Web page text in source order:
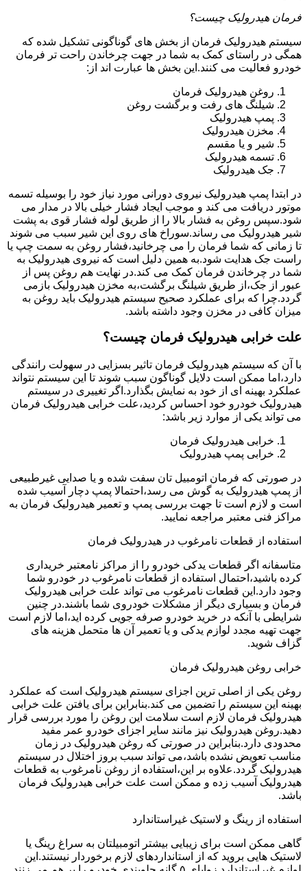
فرمان هیدرولیک چیست؟
سیستم هیدرولیک فرمان از بخش های گوناگونی تشکیل شده که
همگی در راستای کمک به شما در جهت چرخاندن راحت تر فرمان
خودرو فعالیت می کنند.این بخش ها عبارت اند از:
روغن هیدرولیک فرمان
شیلنگ های رفت و برگشت روغن
پمپ هیدرولیک
مخزن هیدرولیک
شیر و یا مقسم
تسمه هیدرولیک
جک هیدرولیک
در ابتدا پمپ هیدرولیک نیروی دورانی مورد نیاز خود را بوسیله تسمه
موتور دریافت می کند و موجب ایجاد فشار خیلی بالا در مدار می
شود.سپس روغن به فشار بالا را از طریق لوله فشار قوی به پشت
شیر هیدرولیک می رساند.سوراخ های روی این شیر سبب می شوند
تا زمانی که شما فرمان را می چرخانید،فشار روغن به سمت چپ یا
راست جک هدایت شود.به همین دلیل است که نیروی هیدرولیک به
شما در چرخاندن فرمان کمک می کند.در نهایت هم روغن پس از
عبور از جک،از طریق شیلنگ برگشت،به مخزن هیدرولیک بازمی
گردد.چرا که برای عملکرد صحیح سیستم هیدرولیک باید روغن به
میزان کافی در مخزن وجود داشته باشد.
علت خرابی هیدرولیک فرمان چیست؟
با آن که سیستم هیدرولیک فرمان تاثیر بسزایی در سهولت رانندگی
دارد،اما ممکن است دلایل گوناگون سبب شوند تا این سیستم نتواند
عملکرد بهینه ای از خود به نمایش بگذارد.اگر تغییری در سیستم
هیدرولیک خودرو خود احساس کردید،علت خرابی هیدرولیک فرمان
می تواند یکی از موارد زیر باشد:
خرابی هیدرولیک فرمان
خرابی پمپ هیدرولیک
در صورتی که فرمان اتومبیل تان سفت شده و یا صدایی غیرطبیعی
از پمپ هیدرولیک به گوش می رسد،احتمالا پمپ دچار آسیب شده
است و لازم است تا جهت بررسی پمپ و تعمیر هیدرولیک فرمان به
مراکز فنی معتبر مراجعه نمایید.
استفاده از قطعات نامرغوب در هیدرولیک فرمان
متاسفانه اگر قطعات یدکی خودرو را از مراکز نامعتبر خریداری
کرده باشید،احتمال استفاده از قطعات نامرغوب در خودرو شما
وجود دارد.این قطعات نامرغوب می تواند علت خرابی هیدرولیک
فرمان و بسیاری دیگر از مشکلات خودروی شما باشند.در چنین
شرایطی با آنکه در خرید خودرو صرفه جویی کرده اید،اما لازم است
جهت تهیه مجدد لوازم یدکی و یا تعمیر آن ها متحمل هزینه های
گزاف شوید.
خرابی روغن هیدرولیک فرمان
روغن یکی از اصلی ترین اجزای سیستم هیدرولیک است که عملکرد
بهینه این سیستم را تضمین می کند.بنابراین برای یافتن علت خرابی
هیدرولیک فرمان لازم است سلامت این روغن را مورد بررسی قرار
دهید.روغن هیدرولیک نیز مانند سایر اجزای خودرو عمر مفید
محدودی دارد.بنابراین در صورتی که روغن هیدرولیک در زمان
مناسب تعویض نشده باشد،می تواند سبب بروز اختلال در سیستم
هیدرولیک گردد.علاوه بر این،استفاده از روغن نامرغوب به قطعات
هیدرولیک آسیب زده و ممکن است علت خرابی هیدرولیک فرمان
باشد.
استفاده از رینگ و لاستیک غیراستاندارد
گاهی ممکن است برای زیبایی بیشتر اتومبیلتان به سراغ رینگ یا
لاستیک هایی بروید که از استانداردهای لازم برخوردار نیستند.این